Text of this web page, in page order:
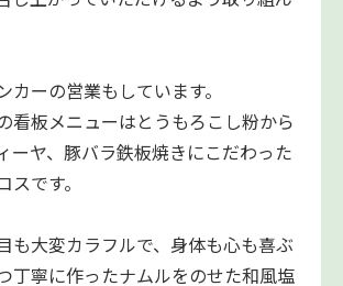
カーの営業もしています。
看板メニューはとうもろこし粉から
ーヤ、豚バラ鉄板焼きにこだわった
です。
も大変カラフルで、身体も心も喜ぶ
丁寧に作ったナムルをのせた和風塩